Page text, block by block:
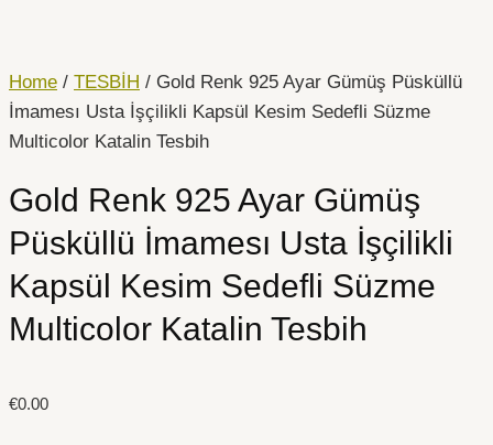
Home / TESBİH / Gold Renk 925 Ayar Gümüş Püsküllü
İmamesı Usta İşçilikli Kapsül Kesim Sedefli Süzme
Multicolor Katalin Tesbih
Gold Renk 925 Ayar Gümüş
Püsküllü İmamesı Usta İşçilikli
Kapsül Kesim Sedefli Süzme
Multicolor Katalin Tesbih
€0.00
925
Ayar
Gümüş
İmamesı
İşçilikli
Kapsül
Kesim
Sedefli
Multicolor